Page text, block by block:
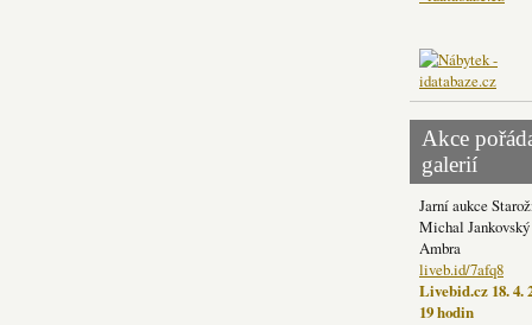
Akce
galerií
Jarní aukce
Michal
Ambra
liveb.id/7afq8
Livebid.cz 18. 4.
19 hodin